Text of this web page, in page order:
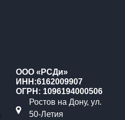
ООО «РСДи»
ИНН:6162009907
ОГРН: 1096194000506
Ростов на Дону, ул.
50-Летия